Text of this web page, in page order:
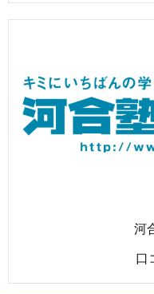
河
口